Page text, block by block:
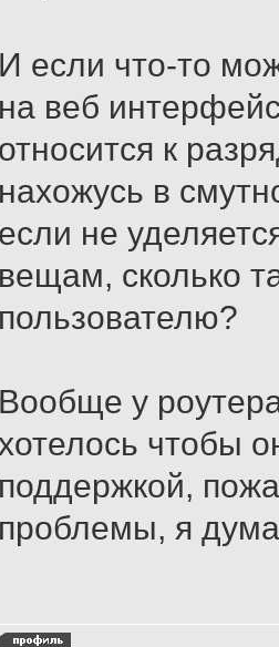
И если что-то
на веб
относится к
нахожусь в
если не
вещам, сколько
пользователю?
Вообще у
хотелось чтобы
поддержкой,
проблемы, я